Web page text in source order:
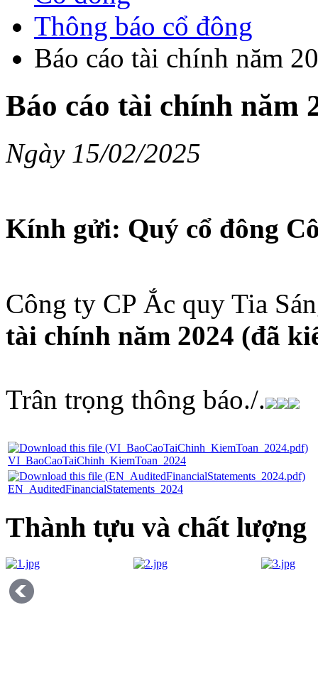
Thông báo cổ đông
Báo cáo tài chính năm
Báo cáo tài chính năm
Ngày 15/02/2025
Kính gửi: Quý cổ đông
Công ty CP Ắc quy Tia
tài chính năm 2024 (đã
Trân trọng thông báo./.
VI_BaoCaoTaiChinh_KiemToan_2024
EN_AuditedFinancialStatements_2024
Thành tựu và chất lượng